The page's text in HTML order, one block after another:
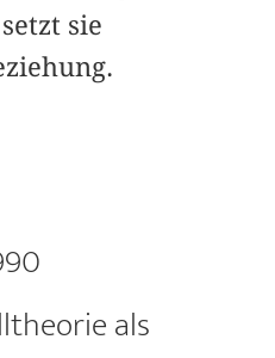
sie
als